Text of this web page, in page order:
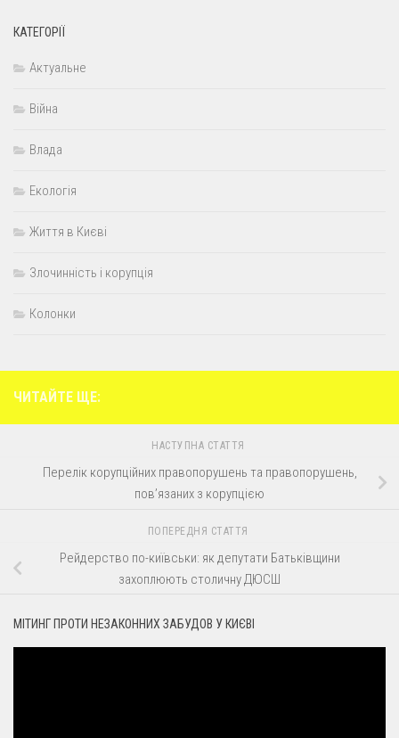
КАТЕГОРІЇ
Актуальне
Війна
Влада
Екологія
Життя в Києві
Злочинність і корупція
Колонки
ЧИТАЙТЕ ЩЕ:
НАСТУПНА СТАТТЯ
Перелік корупційних правопорушень та правопорушень,
пов’язаних з корупцією
ПОПЕРЕДНЯ СТАТТЯ
Рейдерство по-київськи: як депутати Батьківщини
захоплюють столичну ДЮСШ
МІТИНГ ПРОТИ НЕЗАКОННИХ ЗАБУДОВ У КИЄВІ